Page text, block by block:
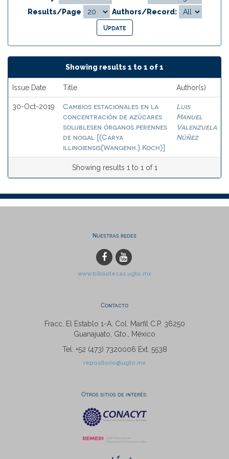
Results/Page
Authors/Record:
Showing results 1 to 1 of 1
Issue Date Title Author(s)
30-Oct-2019
Cambios estacionales en la
concentración de azúcares
solublesen órganos perennes
de nogal [(Carya
illinoiensis(Wangenh.) Koch)]
Luis
Manuel
Valenzuela
Núñez
Showing results 1 to 1 of 1
Nuestras redes
www.bibliotecas.ugto.mx
Contacto
Fracc. El Establo 1-A, Col. Marfil C.P. 36250
Guanajuato, Gto., México
Tel: +52 (473) 7320006 Ext. 5538
repositorio@ugto.mx
Otros sitios de interés: